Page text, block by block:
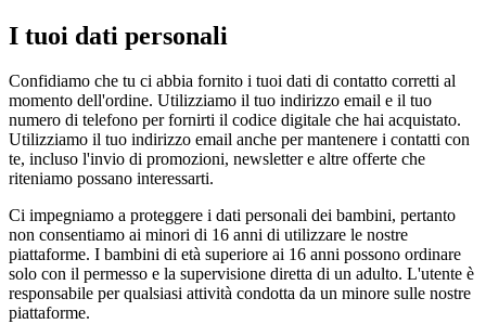
I tuoi dati personali
Confidiamo che tu ci abbia fornito i tuoi dati di contatto corretti al
momento dell'ordine. Utilizziamo il tuo indirizzo email e il tuo
numero di telefono per fornirti il codice digitale che hai acquistato.
Utilizziamo il tuo indirizzo email anche per mantenere i contatti con
te, incluso l'invio di promozioni, newsletter e altre offerte che
riteniamo possano interessarti.
Ci impegniamo a proteggere i dati personali dei bambini, pertanto
non consentiamo ai minori di 16 anni di utilizzare le nostre
piattaforme. I bambini di età superiore ai 16 anni possono ordinare
solo con il permesso e la supervisione diretta di un adulto. L'utente è
responsabile per qualsiasi attività condotta da un minore sulle nostre
piattaforme.